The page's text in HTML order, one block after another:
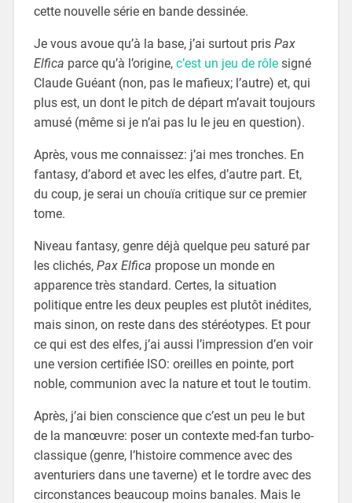
cette nouvelle série en bande dessinée.
Je vous avoue qu’à la base, j’ai surtout pris Pax
Elfica parce qu’à l’origine, c’est un jeu de rôlesigné
Claude Guéant (non, pas le mafieux; l’autre) et, qui
plus est, un dont le pitch de départ m’avait toujours
amusé (même si je n’ai pas lu le jeu en question).
Après, vous me connaissez: j’ai mes tronches. En
fantasy, d’abord et avec les elfes, d’autre part. Et,
du coup, je serai un chouïa critique sur ce premier
tome.
Niveau fantasy, genre déjà quelque peu saturé par
les clichés, Pax Elfica propose un monde en
apparence très standard. Certes, la situation
politique entre les deux peuples est plutôt inédites,
mais sinon, on reste dans des stéréotypes. Et pour
ce qui est des elfes, j’ai aussi l’impression d’en voir
une version certifiée ISO: oreilles en pointe, port
noble, communion avec la nature et tout le toutim.
Après, j’ai bien conscience que c’est un peu le but
de la manœuvre: poser un contexte med-fan turbo-
classique (genre, l’histoire commence avec des
aventuriers dans une taverne) et le tordre avec des
circonstances beaucoup moins banales. Mais le